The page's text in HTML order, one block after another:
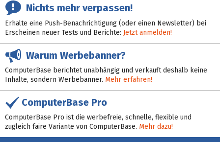
Nichts mehr verpassen!
Erhalte eine Push-Benachrichtigung (oder einen Newsletter) bei
Erscheinen neuer Tests und Berichte: Jetzt anmelden!
Warum Werbebanner?
ComputerBase berichtet unabhängig und verkauft deshalb keine
Inhalte, sondern Werbebanner. Mehr erfahren!
ComputerBase Pro
ComputerBase Pro ist die werbefreie, schnelle, flexible und
zugleich faire Variante von ComputerBase. Mehr dazu!